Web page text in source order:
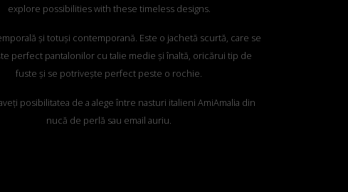
explore possibilities with these timeless designs.
și totuși contemporană. Este o jachetă scurtă, care se
perfect pantalonilor cu talie medie și înaltă, oricărui tip de
fuste și se potrivește perfect peste o rochie.
posibilitatea de a alege între nasturi italieni AmiAmalia din
nucă de perlă sau email auriu.